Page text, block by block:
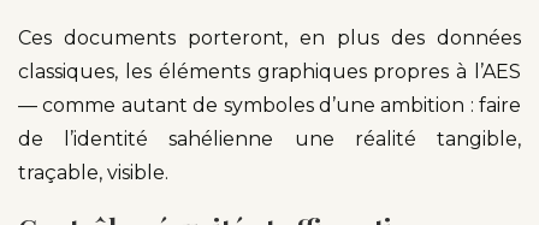
Ces documents porteront, en plus des données
classiques, les éléments graphiques propres à l’AES
— comme autant de symboles d’une ambition : faire
de l’identité sahélienne une réalité tangible,
traçable, visible.